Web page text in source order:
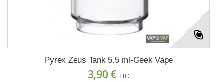
Pyrex Zeus Tank 5.5 ml-Geek Vape
3,90 € TTC